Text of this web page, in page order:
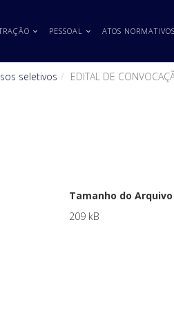
PESSOAL ATOS NORMATIVOS
seletivos EDITAL DE
Tamanho do Arquivo
209 kB